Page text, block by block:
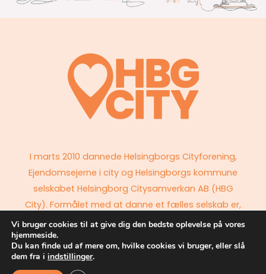
I marts 2010 dannede Helsingborgs Cityforening,
Ejendomsejerne i city og Helsingborgs kommune
selskabet Helsingborg Citysamverkan AB (HBG
City). Formålet med at danne et fælles selskab er,
at parterne sammen skal kunne bidrage til at styrke
Vi bruger cookies til at give dig den bedste oplevelse på vores
hjemmeside.
Du kan finde ud af mere om, hvilke cookies vi bruger, eller slå
dem fra i indstillinger.